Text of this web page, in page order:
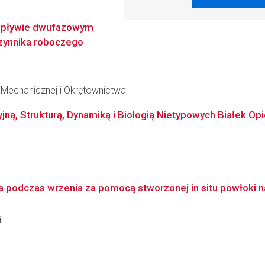
dwufazowym
roboczego
i Okrętownictwa
Strukturą, Dynamiką i Biologią Nietypowych Białek
podczas wrzenia za pomocą stworzonej in situ powłoki